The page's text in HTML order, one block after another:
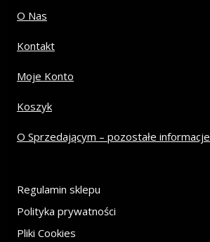
O Nas
Kontakt
Moje Konto
Koszyk
O Sprzedającym – pozostałe informacje
Regulamin sklepu
Polityka prywatności
Pliki Cookies